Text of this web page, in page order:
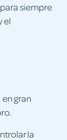
siempre
el
gran
la